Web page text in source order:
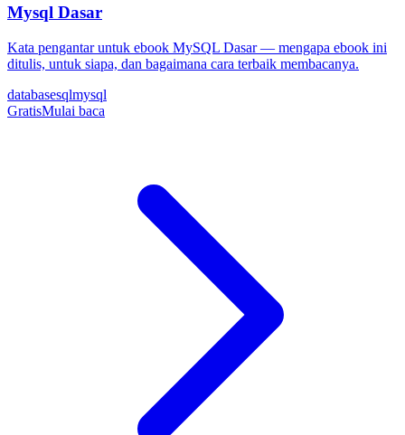
Mysql Dasar
Kata pengantar untuk ebook MySQL Dasar — mengapa ebook ini
ditulis, untuk siapa, dan bagaimana cara terbaik membacanya.
databasesqlmysql
GratisMulai baca